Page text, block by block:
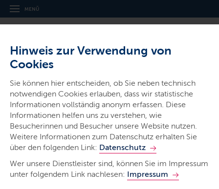
Hinweis zur Verwendung von
Cookies
Sie können hier entscheiden, ob Sie neben technisch
notwendigen Cookies erlauben, dass wir statistische
Informationen vollständig anonym erfassen. Diese
Informationen helfen uns zu verstehen, wie
Besucherinnen und Besucher unsere Website nutzen.
Weitere Informationen zum Datenschutz erhalten Sie
über den folgenden Link: Datenschutz
Wer unsere Dienstleister sind, können Sie im Impressum
unter folgendem Link nachlesen: Impressum
MENÜ
Ministerium für Wirtschaft,
Verkehr, Arbeit, Technologie und
Tourismus
Ministerien & Behörden